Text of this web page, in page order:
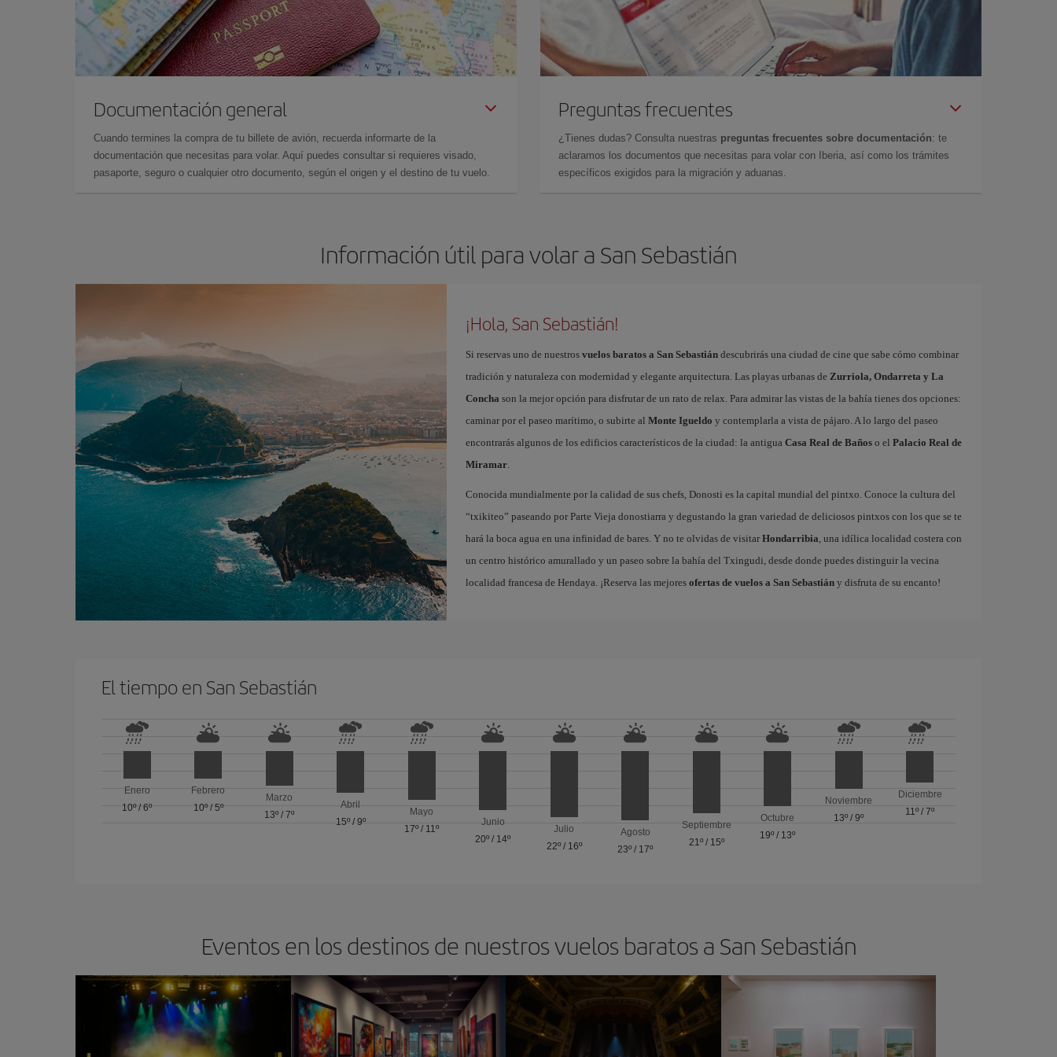
Documentación general
Cuando termines la compra de tu billete de avión, recuerda informarte de la
documentación que necesitas para volar. Aquí puedes consultar si requieres visado,
pasaporte, seguro o cualquier otro documento, según el origen y el destino de tu vuelo.
Preguntas frecuentes
¿Tienes dudas? Consulta nuestras preguntas frecuentes sobre documentación: te
aclaramos los documentos que necesitas para volar con Iberia, así como los trámites
específicos exigidos para la migración y aduanas.
Información útil para volar a San Sebastián
¡Hola, San Sebastián!
Si reservas uno de nuestros vuelos baratos a San Sebastiándescubrirás una ciudad de cine que sabe cómo combinar
tradición y naturaleza con modernidad y elegante arquitectura. Las playas urbanas de Zurriola, Ondarreta y La
Concha son la mejor opción para disfrutar de un rato de relax. Para admirar las vistas de la bahía tienes dos opciones:
caminar por el paseo marítimo, o subirte al Monte Igueldo y contemplarla a vista de pájaro. A lo largo del paseo
encontrarás algunos de los edificios característicos de la ciudad: la antigua Casa Real de Bañoso el Palacio Real de
Miramar.
Conocida mundialmente por la calidad de sus chefs, Donosti es la capital mundial del pintxo. Conoce la cultura del
“txikiteo” paseando por Parte Vieja donostiarra y degustando la gran variedad de deliciosos pintxos con los que se te
hará la boca agua en una infinidad de bares. Y no te olvidas de visitar Hondarribia, una idílica localidad costera con
un centro histórico amurallado y un paseo sobre la bahía del Txingudi, desde donde puedes distinguir la vecina
localidad francesa de Hendaya. ¡Reserva las mejores ofertas de vuelos a San Sebastiány disfruta de su encanto!
El tiempo en San Sebastián
Enero
10º/6º
Febrero
10º/ 5º
Marzo
13º /7º
Abril
15º/ 9º
Mayo
17º / 11º
Junio
20º / 14º
Julio
22º/ 16º
Agosto
23º / 17º
Septiembre
21º/ 15º
Octubre
19º / 13º
Noviembre
13º /9º
Diciembre
11º /7º
Eventos en los destinos de nuestros vuelos baratos a San Sebastián